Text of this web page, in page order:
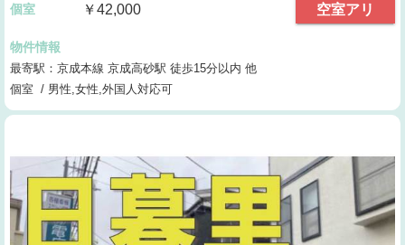
個室 ￥42,000 空室アリ
物件情報
最寄駅：京成本線 京成高砂駅 徒歩15分以内 他
個室 / 男性,女性,外国人対応可